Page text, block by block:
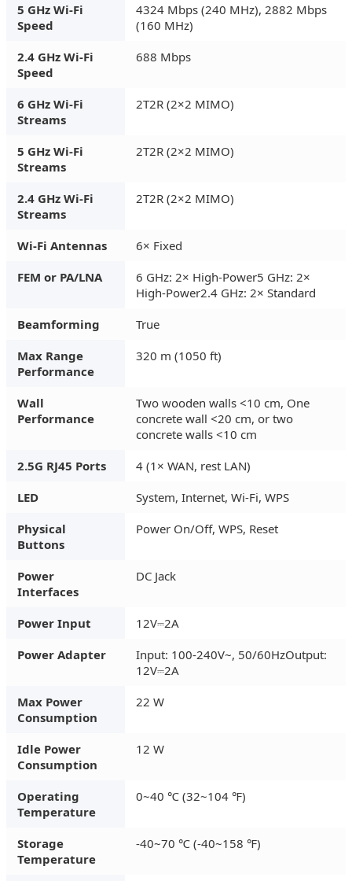
5 GHz Wi-Fi
Speed
4324 Mbps (240 MHz), 2882 Mbps
(160 MHz)
2.4 GHz Wi-Fi
Speed
688 Mbps
6 GHz Wi-Fi
Streams
2T2R (2×2 MIMO)
5 GHz Wi-Fi
Streams
2T2R (2×2 MIMO)
2.4 GHz Wi-Fi
Streams
2T2R (2×2 MIMO)
Wi-Fi Antennas
6× Fixed
FEM or PA/LNA
6 GHz: 2× High-Power5 GHz: 2×
High-Power2.4 GHz: 2× Standard
Beamforming
True
Max Range
Performance
320 m (1050 ft)
Wall
Performance
Two wooden walls <10 cm, One
concrete wall <20 cm, or two
concrete walls <10 cm
2.5G RJ45 Ports
4 (1× WAN, rest LAN)
LED
System, Internet, Wi-Fi, WPS
Physical
Buttons
Power On/Off, WPS, Reset
Power
Interfaces
DC Jack
Power Input
12V⎓2A
Power Adapter
Input: 100-240V~, 50/60HzOutput:
12V⎓2A
Max Power
Consumption
22 W
Idle Power
Consumption
12 W
Operating
Temperature
0~40 ℃ (32~104 ℉)
Storage
Temperature
-40~70 ℃ (-40~158 ℉)